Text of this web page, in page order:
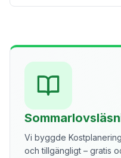
Vi byggde
och tillgängligt – gratis